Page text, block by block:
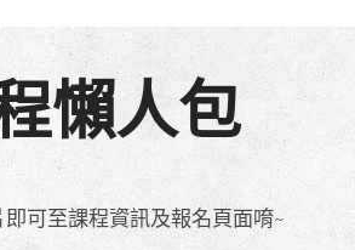
懶人包
可至課程資訊及報名頁面唷~